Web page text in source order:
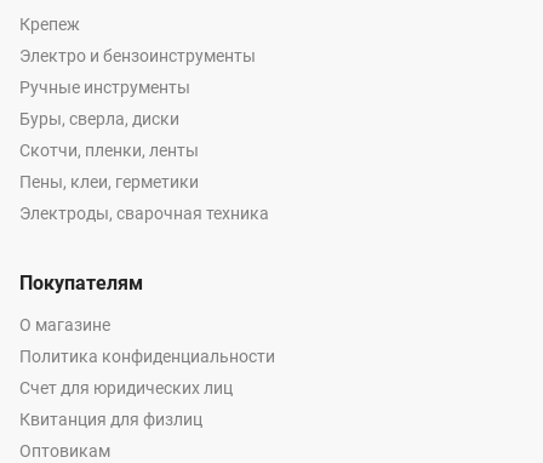
Крепеж
Электро и бензоинструменты
Ручные инструменты
Буры, сверла, диски
Скотчи, пленки, ленты
Пены, клеи, герметики
Электроды, сварочная техника
Покупателям
О магазине
Политика конфиденциальности
Счет для юридических лиц
Квитанция для физлиц
Оптовикам